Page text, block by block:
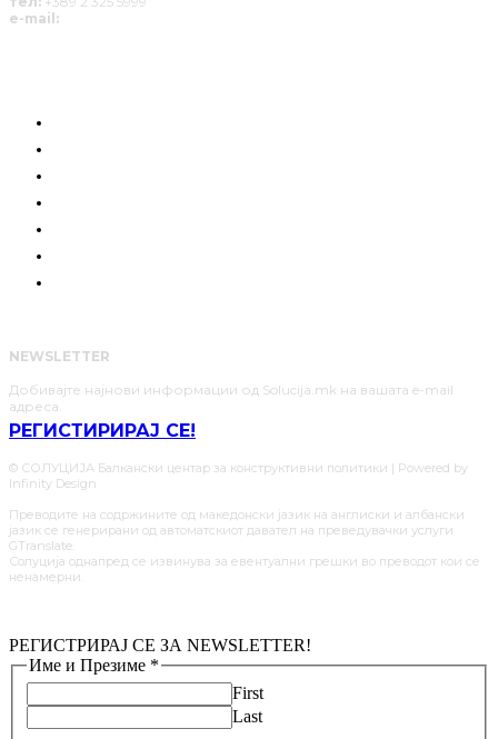
e-mail:
NEWSLETTER
Добивајте најнови информации од Solucija.mk на вашата e-mail
адреса.
РЕГИСТИРИРАЈ СЕ!
© СОЛУЦИЈА Балкански центар за конструктивни политики | Powered by
Infinity Design
Преводите на содржините од македонски јазик на англиски и албански
јазик се генерирани од автоматскиот давател на преведувачки услуги
GTranslate.
Солуција однапред се извинува за евентуални грешки во преводот кои се
ненамерни.
РЕГИСТРИРАЈ СЕ ЗА NEWSLETTER!
Име и Презиме *
First
Last